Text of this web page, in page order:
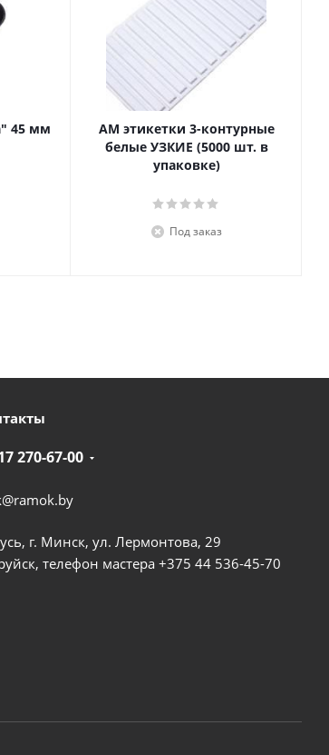
45 мм
АМ этикетки 3-контурные
белые УЗКИЕ (5000 шт. в
упаковке)
Под заказ
270-67-00
г. Минск, ул. Лермонтова, 29
телефон мастера +375 44 536-45-70